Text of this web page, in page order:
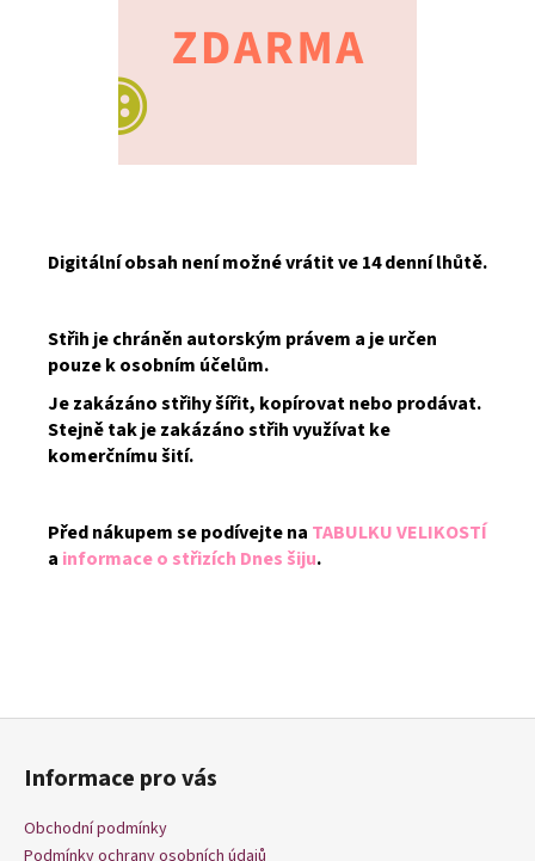
Digitální obsah není možné vrátit ve 14 denní lhůtě.
Střih je chráněn autorským právem a je určen
pouze k osobním účelům.
Je zakázáno střihy šířit, kopírovat nebo prodávat.
Stejně tak je zakázáno střih využívat ke
komerčnímu šití.
Před nákupem se podívejte na TABULKU VELIKOSTÍ
a informace o střizích Dnes šiju.
Z
Informace pro vás
Obchodní podmínky